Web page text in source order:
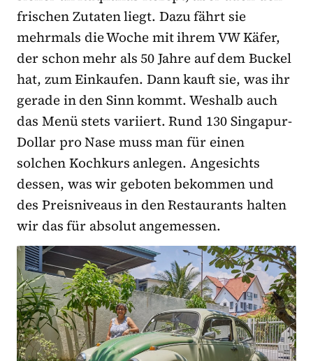
frischen Zutaten liegt. Dazu fährt sie
mehrmals die Woche mit ihrem VW Käfer,
der schon mehr als 50 Jahre auf dem Buckel
hat, zum Einkaufen. Dann kauft sie, was ihr
gerade in den Sinn kommt. Weshalb auch
das Menü stets variiert. Rund 130 Singapur-
Dollar pro Nase muss man für einen
solchen Kochkurs anlegen. Angesichts
dessen, was wir geboten bekommen und
des Preisniveaus in den Restaurants halten
wir das für absolut angemessen.